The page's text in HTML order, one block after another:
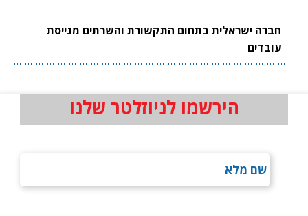
חברה ישראלית בתחום התקשורת והשרתים מגייסת
עובדים
הירשמו לניוזלטר שלנו